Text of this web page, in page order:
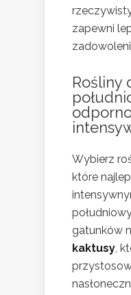
zapewni
Rośliny
Wybierz
które
gatunków
kaktusy,